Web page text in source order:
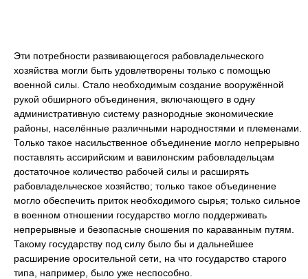
Эти потребности развивающегося рабовладельческого
хозяйства могли быть удовлетворены только с помощью
военной силы. Стало необходимым создание вооружённой
рукой обширного объединения, включающего в одну
административную систему разнородные экономические
районы, населённые различными народностями и племенами.
Только такое насильственное объединение могло непрерывно
поставлять ассирийским и вавилонским рабовладельцам
достаточное количество рабочей силы и расширять
рабовладельческое хозяйство; только такое объединение
могло обеспечить приток необходимого сырья; только сильное
в военном отношении государство могло поддерживать
непрерывные и безопасные сношения по караванным путям.
Такому государству под силу было бы и дальнейшее
расширение оросительной сети, на что государство старого
типа, например, было уже неспособно.